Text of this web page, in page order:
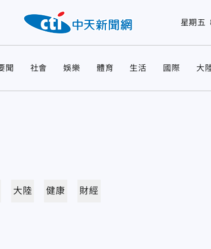
星期五
聞 社會 娛樂 體育 生活 國際 大
大陸 健康 財經